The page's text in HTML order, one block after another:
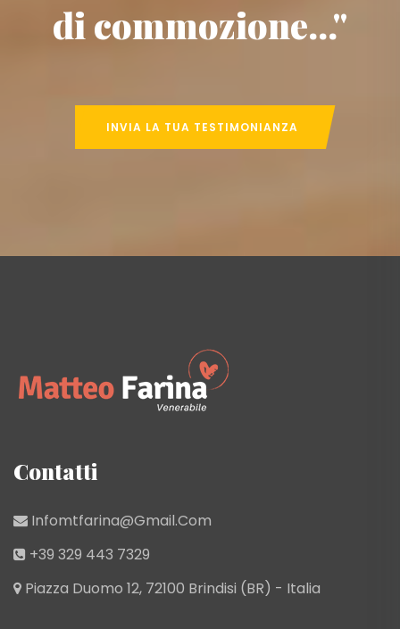
di commozione..."
INVIA LA TUA TESTIMONIANZA
Contatti
Infomtfarina@gmail.com
+39 329 443 7329
Piazza Duomo 12, 72100 Brindisi (BR) - Italia